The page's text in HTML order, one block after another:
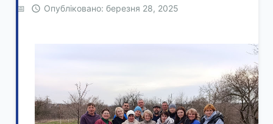
Опубліковано: березня 28, 2025